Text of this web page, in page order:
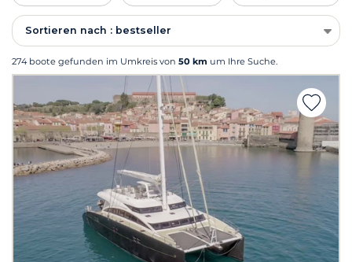
Sortieren nach : bestseller
274 boote gefunden im Umkreis von 50 km um Ihre Suche.